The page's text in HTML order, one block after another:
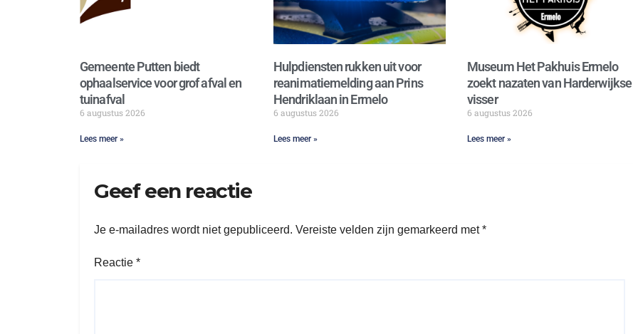
Gemeente Putten biedt
ophaalservice voor grof afval en
tuinafval
6 augustus 2026
Lees meer »
Hulpdiensten rukken uit voor
reanimatiemelding aan Prins
Hendriklaan in Ermelo
6 augustus 2026
Lees meer »
Museum Het Pakhuis Ermelo
zoekt nazaten van Harderwijkse
visser
6 augustus 2026
Lees meer »
Geef een reactie
Je e-mailadres wordt niet gepubliceerd. Vereiste velden zijn gemarkeerd met*
Reactie *